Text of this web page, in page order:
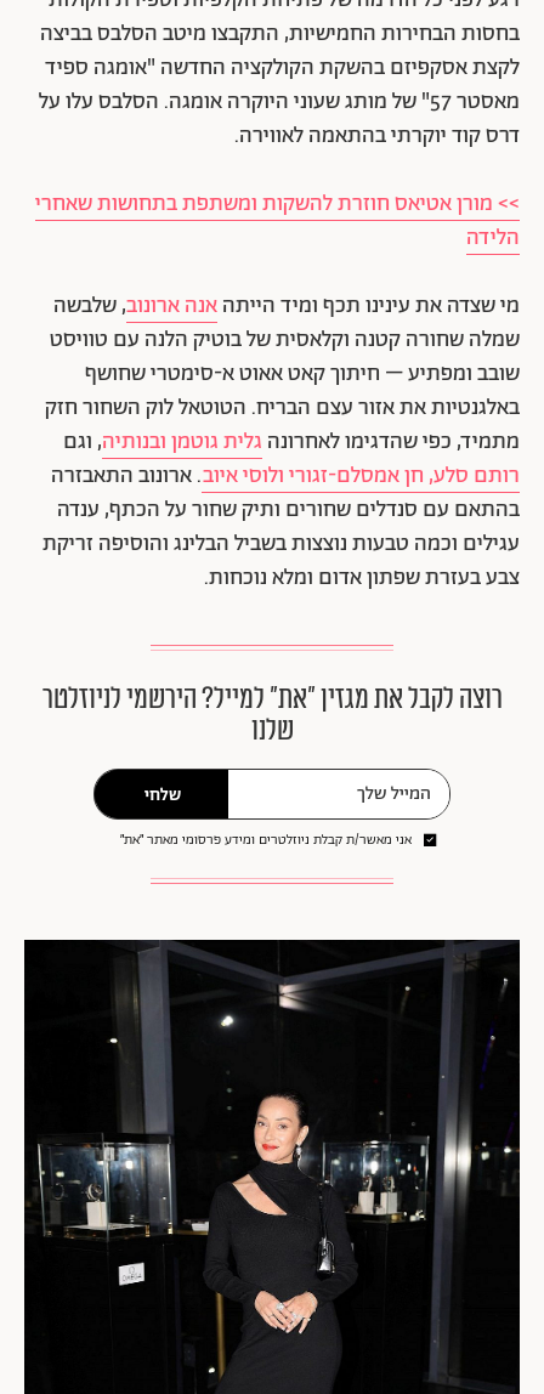
בחסות הבחירות החמישיות, התקבצו מיטב הסלבס בביצה
לקצת אסקפיזם בהשקת הקולקציה החדשה "אומגה ספיד
מאסטר 57" של מותג שעוני היוקרה אומגה. הסלבס עלו על
דרס קוד יוקרתי בהתאמה לאווירה.
>> מורן אטיאס חוזרת להשקות ומשתפת בתחושות שאחרי
הלידה
מי שצדה את עינינו תכף ומיד הייתהאנה ארונוב, שלבשה
שמלה שחורה קטנה וקלאסית של בוטיק הלנה עם טוויסט
שובב ומפתיע – חיתוך קאט אאוט א-סימטרי שחושף
באלגנטיות את אזור עצם הבריח. הטוטאל לוק השחור חזק
מתמיד, כפי שהדגימו לאחרונה גלית גוטמן ובנותיה, וגם
רותם סלע, חן אמסלם-זגורי ולוסי איוב. ארונוב התאבזרה
בהתאם עם סנדלים שחורים ותיק שחור על הכתף, ענדה
עגילים וכמה טבעות נוצצות בשביל הבלינג והוסיפה זריקת
צבע בעזרת שפתון אדום ומלא נוכחות.
רוצה לקבל את מגזין ״את״ למייל? הירשמי לניוזלטר
שלנו
שלחי
אני מאשר/ת קבלת ניוזלטרים ומידע פרסומי מאתר ״את״